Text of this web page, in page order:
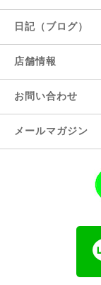
日記（ブログ）
店舗情報
お問い合わせ
メールマガジン